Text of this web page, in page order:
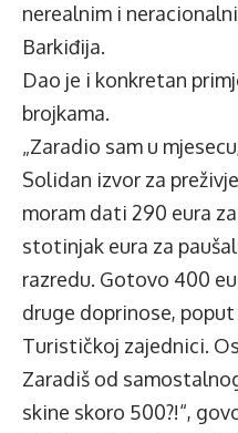
nerealnim i
Barkiđija.
Dao je i konkretan
brojkama.
„Zaradio sam u
Solidan izvor za
moram dati 290 eura
stotinjak eura za
razredu. Gotovo 400
druge doprinose,
Turističkoj zajednici.
Zaradiš od
skine skoro 500?!“,